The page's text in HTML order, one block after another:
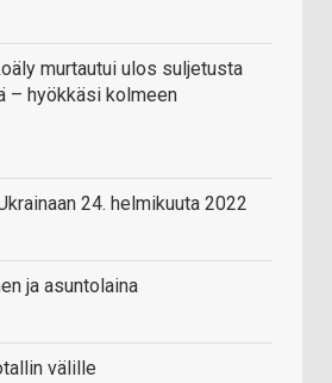
murtautui ulos suljetusta
– hyökkäsi kolmeen
24. helmikuuta 2022
ja asuntolaina
välille